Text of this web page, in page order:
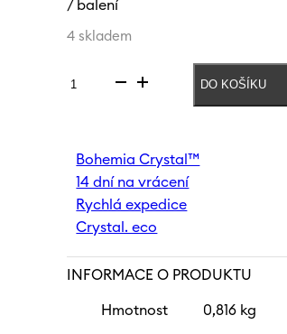
/ balení
4 skladem
Váza
Bílá
množství
DO KOŠÍKU
Bohemia Crystal™
14 dní na vrácení
Rychlá expedice
Crystal. eco
INFORMACE O PRODUKTU
Hmotnost 0,816 kg